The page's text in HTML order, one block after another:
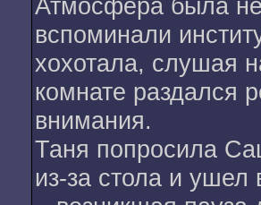
Атмосфера была
вспоминали
хохотала, слушая
комнате раздался
внимания.
Таня попросила
из-за стола и ушел